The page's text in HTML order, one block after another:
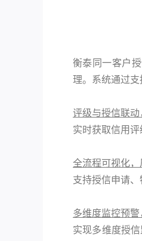
衡泰同一客户
理。系统通过
评级与授信联
实时获取信用
全流程可视化
支持授信申请
多维度监控预警
实现多维度授